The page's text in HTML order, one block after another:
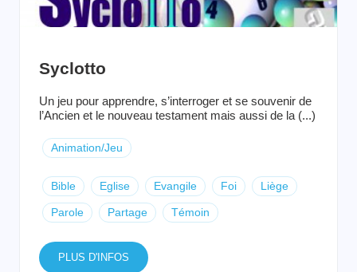
Syclotto
Un jeu pour apprendre, s’interroger et se souvenir de
l’Ancien et le nouveau testament mais aussi de la (...)
Animation/Jeu
Bible Eglise Evangile Foi Liège
Parole Partage Témoin
PLUS D'INFOS